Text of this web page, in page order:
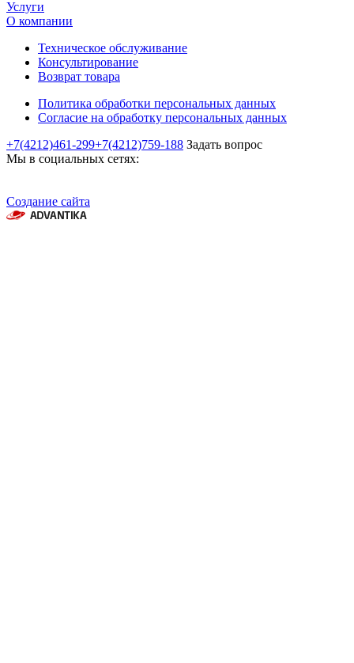
Услуги
О компании
Техническое обслуживание
Консультирование
Возврат товара
Политика обработки персональных данных
Согласие на обработку персональных данных
+7(4212)461-299+7(4212)759-188 Задать вопрос
Мы в социальных сетях:
Создание сайта